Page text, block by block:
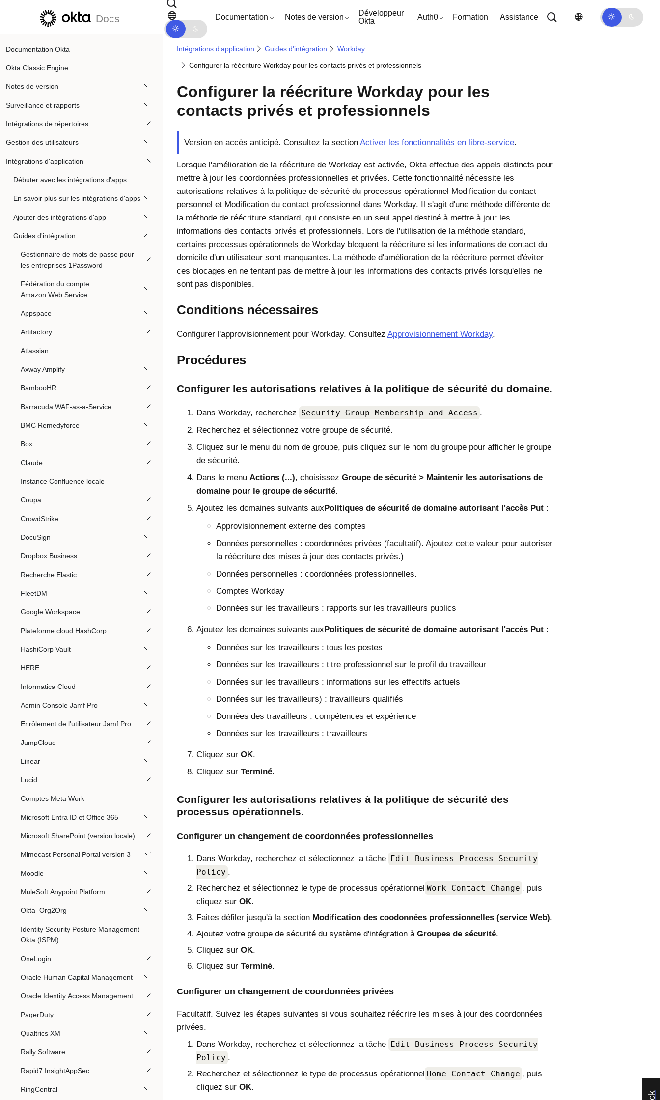
Passer au contenu principal Passer à la navigation dans les documents
Docs Documentation Notes de version
Développeur
Okta
Auth0 Formation Assistance
Documentation Okta
Okta Classic Engine
Notes de version
Surveillance et rapports
Intégrations de répertoires
Gestion des utilisateurs
Intégrations d'application
Débuter avec les intégrations d'apps
En savoir plus sur les intégrations d'apps
Ajouter des intégrations d'app
Guides d'intégration
Gestionnaire de mots de passe pour
les entreprises 1Password
Fédération du compte
Amazon Web Service
Appspace
Artifactory
Atlassian
Axway Amplify
BambooHR
Barracuda WAF-as-a-Service
BMC Remedyforce
Box
Claude
Instance Confluence locale
Coupa
CrowdStrike
DocuSign
Dropbox Business
Recherche Elastic
FleetDM
Google Workspace
Plateforme cloud HashCorp
HashiCorp Vault
HERE
Informatica Cloud
Admin Console Jamf Pro
Enrôlement de l'utilisateur Jamf Pro
JumpCloud
Linear
Lucid
Comptes Meta Work
Microsoft Entra ID et Office 365
Microsoft SharePoint (version locale)
Mimecast Personal Portal version 3
Moodle
MuleSoft Anypoint Platform
Okta Org2Org
Identity Security Posture Management
Okta (ISPM)
OneLogin
Oracle Human Capital Management
Oracle Identity Access Management
PagerDuty
Qualtrics XM
Rally Software
Rapid7 InsightAppSec
RingCentral
Intégrations d'application Guides d'intégration Workday
Configurer la réécriture Workday pour les contacts privés et professionnels
Configurer la réécriture Workday pour les
contacts privés et professionnels
Version en accès anticipé. Consultez la section Activer les fonctionnalités en libre-service.
Lorsque l'amélioration de la réécriture de Workday est activée, Oktaeffectue des appels distincts pour
mettre à jour les coordonnées professionnelles et privées. Cette fonctionnalité nécessite les
autorisations relatives à la politique de sécurité du processus opérationnel Modification du contact
personnel et Modification du contact professionnel dans Workday. Il s'agit d'une méthode différente de
la méthode de réécriture standard, qui consiste en un seul appel destiné à mettre à jour les
informations des contacts privés et professionnels. Lors de l'utilisation de la méthode standard,
certains processus opérationnels de Workday bloquent la réécriture si les informations de contact du
domicile d'un utilisateur sont manquantes. La méthode d'amélioration de la réécriture permet d'éviter
ces blocages en ne tentant pas de mettre à jour les informations des contacts privés lorsqu'elles ne
sont pas disponibles.
Conditions nécessaires
Configurer l'approvisionnement pour Workday. Consultez Approvisionnement Workday.
Procédures
Configurer les autorisations relatives à la politique de sécurité du domaine.
Dans Workday, recherchez Security Group Membership and Access .
Recherchez et sélectionnez votre groupe de sécurité.
Cliquez sur le menu du nom de groupe, puis cliquez sur le nom du groupe pour afficher le groupe
de sécurité.
Dans le menu Actions (...), choisissez Groupe de sécurité
Maintenir les autorisations de
domaine pour le groupe de sécurité.
Ajoutez les domaines suivants auxPolitiques de sécurité de domaine autorisant l'accès Put:
Approvisionnement externe des comptes
Données personnelles : coordonnées privées (facultatif). Ajoutez cette valeur pour autoriser
la réécriture des mises à jour des contacts privés.)
Données personnelles : coordonnées professionnelles.
Comptes Workday
Données sur les travailleurs : rapports sur les travailleurs publics
Ajoutez les domaines suivants auxPolitiques de sécurité de domaine autorisant l'accès Put:
Données sur les travailleurs : tous les postes
Données sur les travailleurs : titre professionnel sur le profil du travailleur
Données sur les travailleurs : informations sur les effectifs actuels
Données sur les travailleurs) : travailleurs qualifiés
Données des travailleurs : compétences et expérience
Données sur les travailleurs : travailleurs
Cliquez sur OK.
Cliquez sur Terminé.
Configurer les autorisations relatives à la politique de sécurité des
processus opérationnels.
Configurer un changement de coordonnées professionnelles
Dans Workday, recherchez et sélectionnez la tâche Edit Business Process Security
Policy .
Recherchez et sélectionnez le type de processus opérationnel Work Contact Change , puis
cliquez sur OK.
Faites défiler jusqu'à la section Modification des coodonnées professionnelles (service Web).
Ajoutez votre groupe de sécurité du système d'intégration à Groupes de sécurité.
Cliquez sur OK.
Cliquez sur Terminé.
Configurer un changement de coordonnées privées
Facultatif. Suivez les étapes suivantes si vous souhaitez réécrire les mises à jour des coordonnées
privées.
Dans Workday, recherchez et sélectionnez la tâche Edit Business Process Security
Policy .
Recherchez et sélectionnez le type de processus opérationnel Home Contact Change , puis
cliquez sur OK.